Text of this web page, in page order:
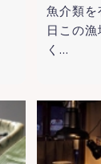
魚介類
日この
く…